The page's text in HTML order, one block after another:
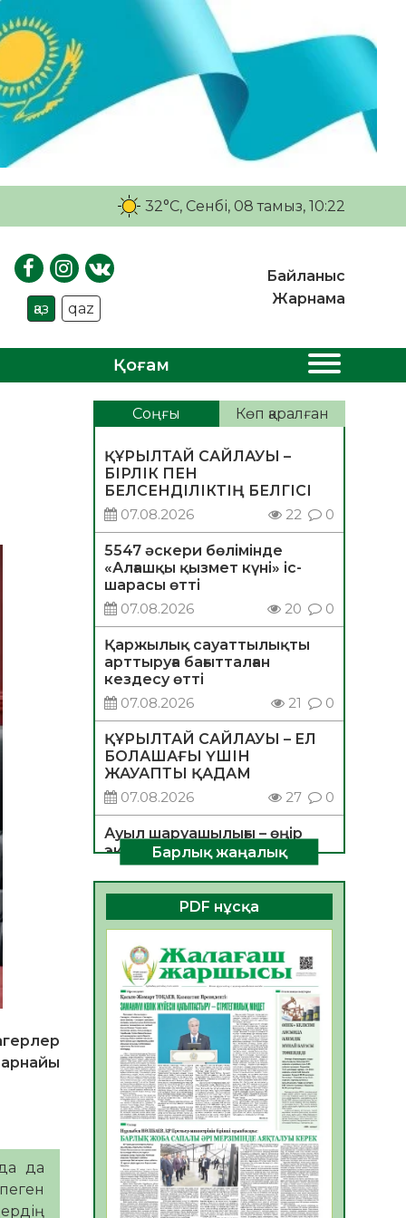
32°C, Сенбі, 08 тамыз, 10:22
қаз qaz
Байланыс
Жарнама
Қоғам
да
Соңғы Көп қаралған
ҚҰРЫЛТАЙ САЙЛАУЫ –
БІРЛІК ПЕН
БЕЛСЕНДІЛІКТІҢ БЕЛГІСІ
07.08.2026
22 0
5547 әскери бөлімінде
«Алғашқы қызмет күні» іс-
шарасы өтті
07.08.2026
20 0
Қаржылық сауаттылықты
арттыруға бағытталған
кездесу өтті
07.08.2026
21 0
ҚҰРЫЛТАЙ САЙЛАУЫ – ЕЛ
БОЛАШАҒЫ ҮШІН
ЖАУАПТЫ ҚАДАМ
07.08.2026
27 0
Ауыл шаруашылығы – өңір
экономикасының негізгі
тірегі
06.08.2026
35 0
ҚОҒАМДЫҚ БЕЛСЕНДІЛІК –
ЕЛ ДАМУЫНЫҢ НЕГІЗІ
06.08.2026
32
ҚҰРЫЛТАЙ САЙЛАУЫ –
БОЛАШАҚҚА БАСТАР
ЖАУАПТЫ ТАҢДАУ
06.08.2026
35
Инфекциялық ауруларға
қарсы иммундау
жұмыстарының тиімділігі
06.08.2026
36
Көкжөтел ауруы туралы
Барлық жаңалық
PDF нұсқа